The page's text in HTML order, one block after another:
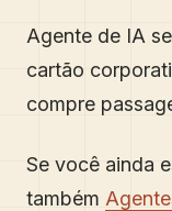
Agente de IA
cartão
compre
Se você ainda
também